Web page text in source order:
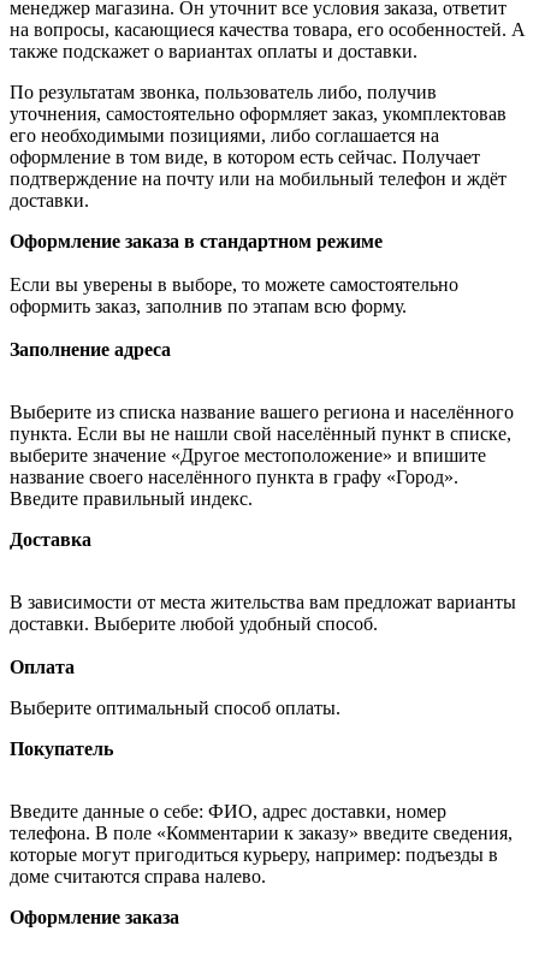
менеджер магазина. Он уточнит все условия заказа, ответит
на вопросы, касающиеся качества товара, его особенностей. А
также подскажет о вариантах оплаты и доставки.
По результатам звонка, пользователь либо, получив
уточнения, самостоятельно оформляет заказ, укомплектовав
его необходимыми позициями, либо соглашается на
оформление в том виде, в котором есть сейчас. Получает
подтверждение на почту или на мобильный телефон и ждёт
доставки.
Оформление заказа в стандартном режиме
Если вы уверены в выборе, то можете самостоятельно
оформить заказ, заполнив по этапам всю форму.
Заполнение адреса
Выберите из списка название вашего региона и населённого
пункта. Если вы не нашли свой населённый пункт в списке,
выберите значение «Другое местоположение» и впишите
название своего населённого пункта в графу «Город».
Введите правильный индекс.
Доставка
В зависимости от места жительства вам предложат варианты
доставки. Выберите любой удобный способ.
Оплата
Выберите оптимальный способ оплаты.
Покупатель
Введите данные о себе: ФИО, адрес доставки, номер
телефона. В поле «Комментарии к заказу» введите сведения,
которые могут пригодиться курьеру, например: подъезды в
доме считаются справа налево.
Оформление заказа